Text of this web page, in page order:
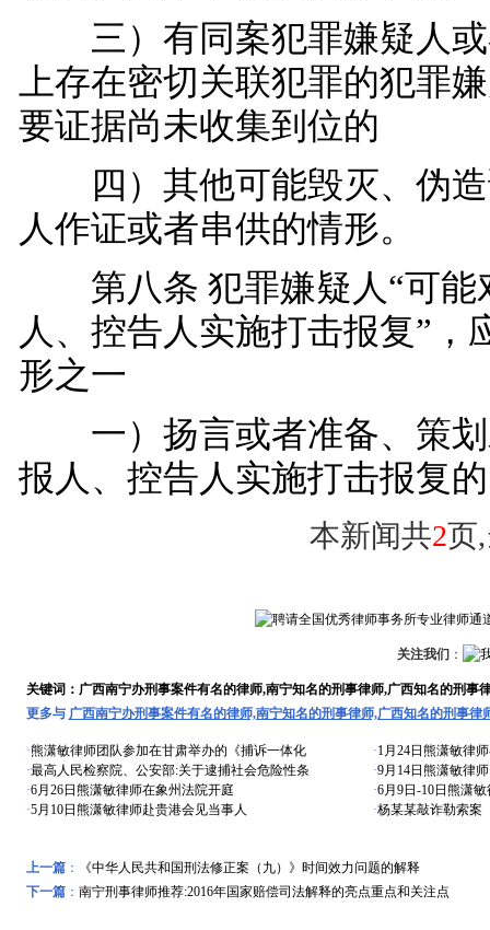
三）有同案犯罪嫌疑人或
上存在密切关联犯罪的犯罪
要证据尚未收集到位的
四）其他可能毁灭、伪造
人作证或者串供的情形。
第八条 犯罪嫌疑人“可能
人、控告人实施打击报复”，
形之一
一）扬言或者准备、策划
报人、控告人实施打击报复的
本新闻共2页
关注我们 ：
关键词：广西南宁办刑事案件有名的律师,南宁知名的刑事律师,广西知名的刑事
更多与 广西南宁办刑事案件有名的律师,南宁知名的刑事律师,广西知名的刑事律
·熊潇敏律师团队参加在甘肃举办的《捕诉一体化 ·1月24日熊潇敏律
·最高人民检察院、公安部:关于逮捕社会危险性条 ·9月14日熊潇敏律
·6月26日熊潇敏律师在象州法院开庭 ·6月9日-10日熊潇
·5月10日熊潇敏律师赴贵港会见当事人 ·杨某某敲诈勒索案
上一篇：
《中华人民共和国刑法修正案（九）》时间效力问题的解释
下一篇： 南宁刑事律师推荐:2016年国家赔偿司法解释的亮点重点和关注点